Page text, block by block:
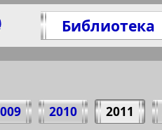
Библиотека
2010 2011